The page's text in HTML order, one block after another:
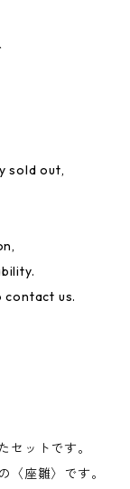
sold out,
us.
セットです。
〈座雛〉です。